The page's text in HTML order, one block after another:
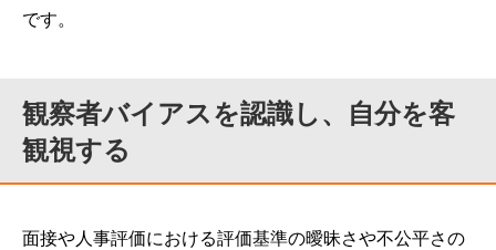
です。
観察者バイアスを認識し、自分を客
観視する
面接や人事評価における評価基準の曖昧さや不公平さの